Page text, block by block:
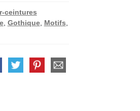
ceintures
, Gothique, Motifs